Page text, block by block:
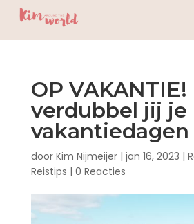
OP VAKANTIE!
verdubbel jij je
vakantiedagen
door Kim Nijmeijer| jan 16, 2023 |
Reistips | 0 Reacties